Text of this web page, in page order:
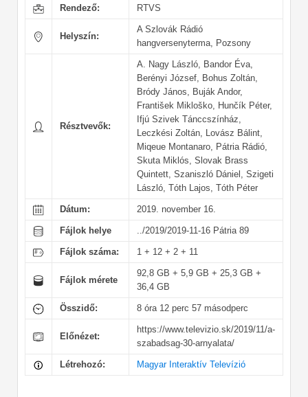
Rendező: RTVS
Helyszín:
A Szlovák Rádió
hangversenyterma, Pozsony
Résztvevők:
A. Nagy László, Bandor Éva,
Berényi József, Bohus Zoltán,
Bródy János, Buják Andor,
František Mikloško, Hunčík Péter,
Ifjú Szivek Tánccszínház,
Leczkési Zoltán, Lovász Bálint,
Miqeue Montanaro, Pátria Rádió,
Skuta Miklós, Slovak Brass
Quintett, Szaniszló Dániel, Szigeti
László, Tóth Lajos, Tóth Péter
Dátum: 2019. november 16.
Fájlok helye ../2019/2019-11-16 Pátria 89
Fájlok száma: 1 + 12 + 2 + 11
Fájlok mérete
92,8 GB + 5,9 GB + 25,3 GB +
36,4 GB
Összidő: 8 óra 12 perc 57 másodperc
Előnézet:
https://www.televizio.sk/2019/11/a-
szabadsag-30-arnyalata/
Létrehozó: Magyar Interaktív Televízió